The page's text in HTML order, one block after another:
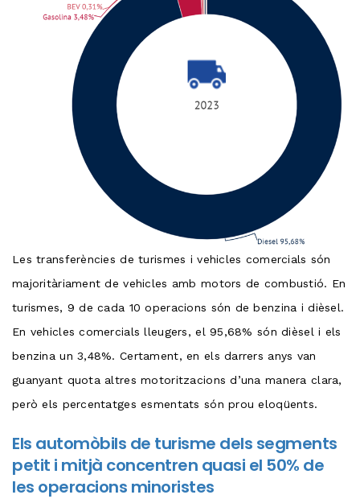
Les transferències de turismes i vehicles comercials són
majoritàriament de vehicles amb motors de combustió. En
turismes, 9 de cada 10 operacions són de benzina i dièsel.
En vehicles comercials lleugers, el 95,68% són dièsel i els
benzina un 3,48%. Certament, en els darrers anys van
guanyant quota altres motoritzacions d’una manera clara,
però els percentatges esmentats són prou eloqüents.
Els automòbils de turisme dels segments
petit i mitjà concentren quasi el 50% de
les operacions minoristes